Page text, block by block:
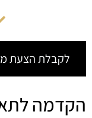
לקבלת הצעת
הקדמה